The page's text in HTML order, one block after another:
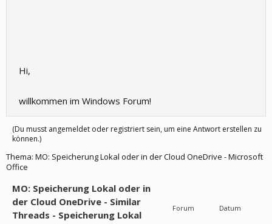
Hi,
willkommen im Windows Forum!
(Du musst angemeldet oder registriert sein, um eine Antwort erstellen zu
können.)
Thema: MO: Speicherung Lokal oder in der Cloud OneDrive - Microsoft
Office
MO: Speicherung Lokal oder in
der Cloud OneDrive - Similar
Threads - Speicherung Lokal
Forum Datum